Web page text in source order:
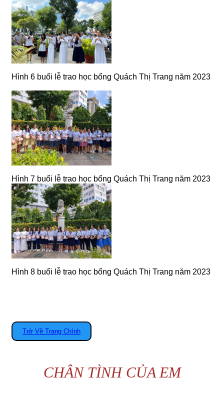
Hình 6 buổi lễ trao học bổng Quách Thị Trang năm 2023
Hình 7 buổi lễ trao học bổng Quách Thị Trang năm 2023
Hình 8 buổi lễ trao học bổng Quách Thị Trang năm 2023
Trở Về Trang Chính
CHÂN TÌNH CỦA EM